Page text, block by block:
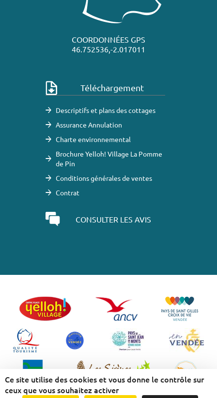
Ce site utilise des cookies et vous donne le contrôle sur
ceux que vous souhaitez activer
COORDONNÉES GPS
46.752536,-2.017011
Téléchargement
Descriptifs et plans des cottages
Assurance Annulation
Charte environnemental
Brochure Yelloh! Village La Pomme
de Pin
Conditions générales de ventes
Contrat
CONSULTER LES AVIS